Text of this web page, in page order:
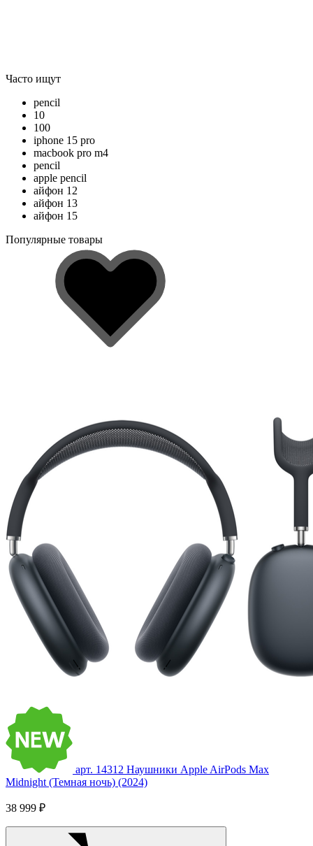
Часто ищут
pencil
10
100
iphone 15 pro
macbook pro m4
pencil
apple pencil
айфон 12
айфон 13
айфон 15
Популярные товары
арт. 14312 Наушники Apple AirPods Max
Midnight (Темная ночь) (2024)
38 999 ₽